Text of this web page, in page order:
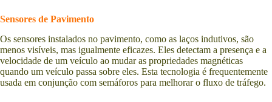
Sensores de Pavimento
Os sensores instalados no pavimento, como as laços indutivos, são
menos visíveis, mas igualmente eficazes. Eles detectam a presença e a
velocidade de um veículo ao mudar as propriedades magnéticas
quando um veículo passa sobre eles. Esta tecnologia é frequentemente
usada em conjunção com semáforos para melhorar o fluxo de tráfego.